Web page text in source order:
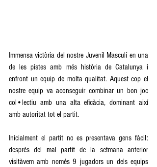
Immensa victòria del nostre Juvenil Masculí en una
de les pistes amb més història de Catalunya i
enfront un equip de molta qualitat. Aquest cop el
nostre equip va aconseguir combinar un bon joc
col•lectiu amb una alta eficàcia, dominant així
amb autoritat tot el partit.
Inicialment el partit no es presentava gens fàcil:
després del mal partit de la setmana anterior
visitàvem amb només 9 jugadors un dels equips